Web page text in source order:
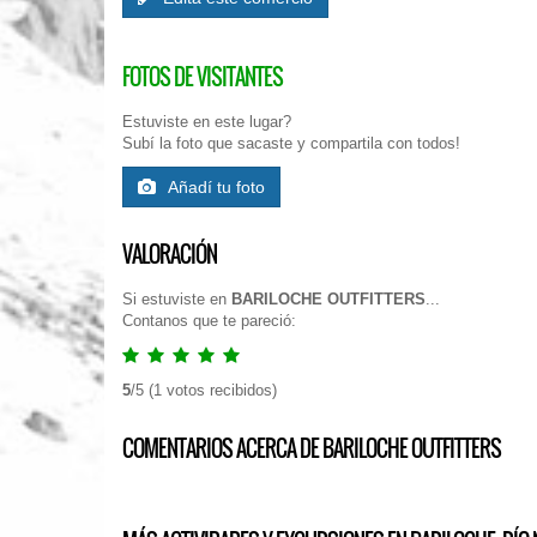
FOTOS DE VISITANTES
Estuviste en este lugar?
Subí la foto que sacaste y compartila con todos!
Añadí tu foto
VALORACIÓN
Si estuviste en BARILOCHE OUTFITTERS...
Contanos que te pareció:
5/5 (1 votos recibidos)
COMENTARIOS ACERCA DE BARILOCHE OUTFITTERS